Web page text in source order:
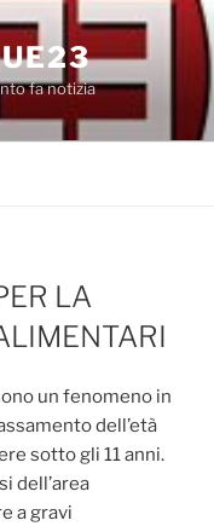
fa notizia
LA
un fenomeno in
dell’età
sotto gli 11 anni.
dell’area
a gravi